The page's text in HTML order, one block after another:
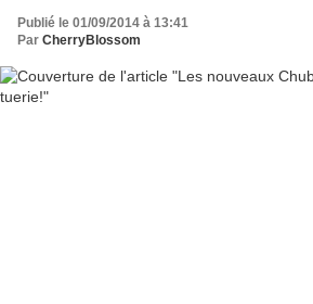
Publié le 01/09/2014 à 13:41
Par CherryBlossom